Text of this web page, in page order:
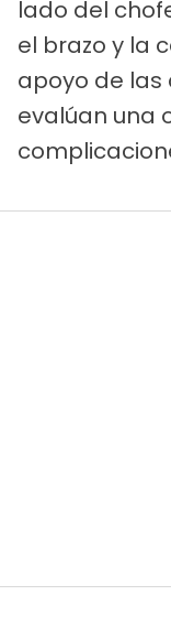
lado del
el brazo y la
apoyo de
evalúan una